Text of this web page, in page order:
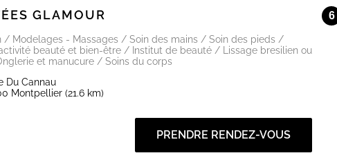
qui sont issus de la Mediterranée .
, maquillage , épilations et soins facialistes.
retend les tissus)
pour tout le confort de la maison , gamme maquillage Onikha et parfums
contacter impérativement au 04 67 41 34 54 pour les prises de rendez
GLAMOUR 6
/ Modelages - Massages / Soin des mains / Soin des pieds /
beauté et bien-être / Institut de beauté / Lissage bresilien ou
et manucure / Soins du corps
Du Cannau
Montpellier (21.6 km)
PRENDRE RENDEZ-VOUS